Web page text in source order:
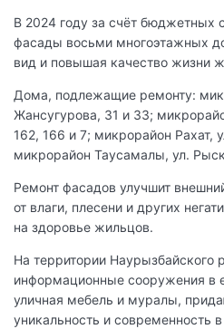
В 2024 году за счёт бюджетных
фасады восьми многоэтажных
вид и повышая качество жизни
Дома, подлежащие ремонту:
Жансугурова, 31 и 33;
162, 166 и 7; микрорайон Рахат,
микрорайон Таусамалы, ул.
Ремонт фасадов улучшит
от влаги, плесени и других
на здоровье жильцов.
На территории Наурызбайского
информационные сооружения в
уличная мебель и муралы,
уникальность и современность